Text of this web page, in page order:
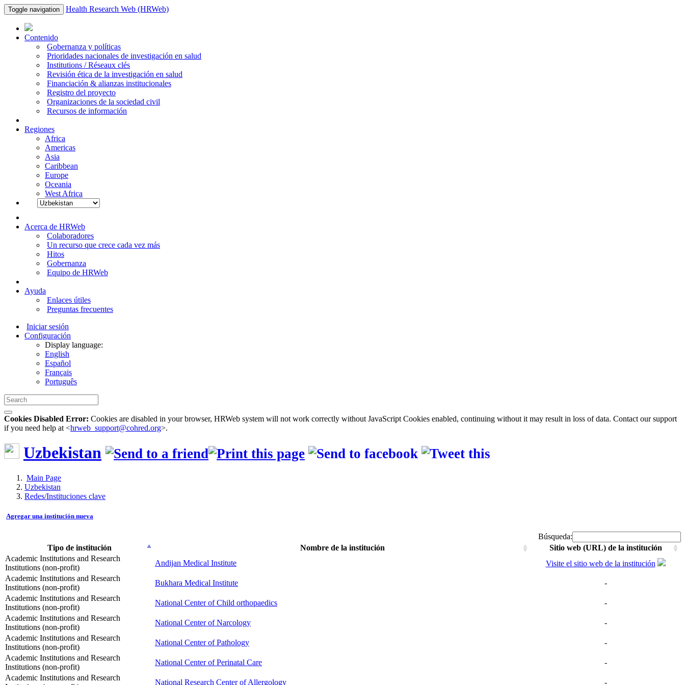
Toggle navigation Health Research Web (HRWeb)
Contenido
Gobernanza y políticas
Prioridades nacionales de investigación en salud
Institutions / Réseaux clés
Revisión ética de la investigación en salud
Financiación & alianzas institucionales
Registro del proyecto
Organizaciones de la sociedad civil
Recursos de información
Regiones
Africa
Americas
Asia
Caribbean
Europe
Oceania
West Africa
Acerca de HRWeb
Colaboradores
Un recurso que crece cada vez más
Hitos
Gobernanza
Equipo de HRWeb
Ayuda
Enlaces útiles
Preguntas frecuentes
Iniciar sesión
Configuración
Display language:
English
Español
Français
Português
Cookies Disabled Error: Cookies are disabled in your browser, HRWeb system will not work correctly without JavaScript Cookies enabled, continuing without it may result in loss of data. Contact our support
if you need help at <hrweb_support@cohred.org>.
Uzbekistan
Main Page
Uzbekistan
Redes/Instituciones clave
Agregar una institución nueva
Búsqueda:
Tipo de institución
Nombre de la institución
Sitio web (URL) de la institución
Academic Institutions and Research
Institutions (non-profit)
Andijan Medical Institute
Visite el sitio web de la institución
Academic Institutions and Research
Institutions (non-profit)
Bukhara Medical Institute
-
Academic Institutions and Research
Institutions (non-profit)
National Center of Child orthopaedics
-
Academic Institutions and Research
Institutions (non-profit)
National Center of Narcology
-
Academic Institutions and Research
Institutions (non-profit)
National Center of Pathology
-
Academic Institutions and Research
Institutions (non-profit)
National Center of Perinatal Care
-
Academic Institutions and Research
National Research Center of Allergology -